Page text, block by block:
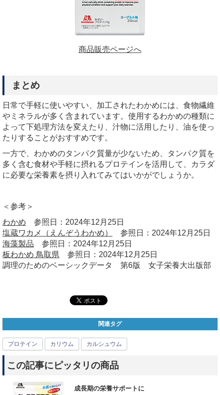
商品販売ページへ
まとめ
日常で手軽に使いやすい、加工されたわかめには、食物繊維
やミネラルが多く含まれています。使用するわかめの種類に
よって下処理方法を変えたり、汁物に活用したり、油を使っ
たりすることがおすすめです。
一方で、わかめのタンパク質量が少ないため、タンパク質を
多く含む食材や手軽に摂れるプロテインを活用して、カラダ
に必要な栄養素を摂り入れてみてはいかがでしょうか。
＜参考＞
わかめ 参照日：2024年12月25日
塩蔵ワカメ（えんぞうわかめ）
参照日：2024年12月25日
海藻製品 参照日：2024年12月25日
板わかめ 鳥取県 参照日：2024年12月25日
調理のためのベーシックデータ 第6版 女子栄養大出版部
関連タグ
プロテイン カリウム カルシュウム
この記事にピッタリの商品
成長期の栄養サポートに